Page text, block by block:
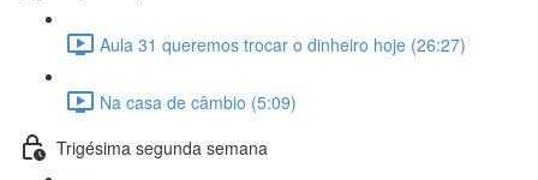
Aula 31 queremos trocar o dinheiro hoje (26:27)
Na casa de câmbio (5:09)
Trigésima segunda semana